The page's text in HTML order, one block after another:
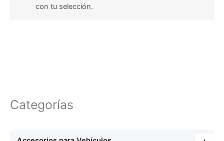
Categorías
con tu selección.